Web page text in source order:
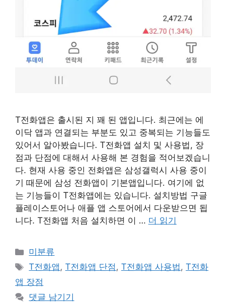
T전화앱은 출시된 지 꽤 된 앱입니다. 최근에는 에
이닥 앱과 연결되는 부분도 있고 중복되는 기능들도
있어서 알아봤습니다. T전화앱 설치 및 사용법, 장
점과 단점에 대해서 사용해 본 경험을 적어보겠습니
다. 현재 사용 중인 전화앱은 삼성갤럭시 사용 중이
기 때문에 삼성 전화앱이 기본앱입니다. 여기에 없
는 기능들이 T전화앱에는 있습니다. 설치방법 구글
플레이스토어나 애플 앱 스토어에서 다운받으면 됩
니다. T전화앱 처음 설치하면 이 … 더 읽기
카
테
리
미분류
태
그
T전화앱,T전화앱 단점,T전화앱 사용법,T전화
앱 장점
댓글 남기기